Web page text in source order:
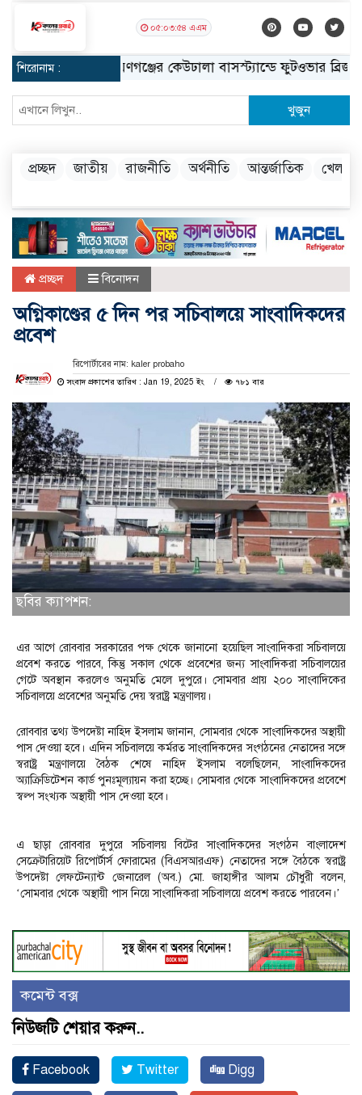
০৫:০৩:৫৫ এএম
শিরোনাম :নারায়ণগঞ্জের কেউঢালা বাসস্ট্যান্ডে ফুটওভার ব্রিজ
খুজুন
প্রচ্ছদ জাতীয় রাজনীতি অর্থনীতি আন্তর্জাতিক খেলা
প্রচ্ছদ বিনোদন
অগ্নিকাণ্ডের ৫ দিন পর সচিবালয়ে সাংবাদিকদের
প্রবেশ
রিপোর্টারের নাম: kaler probaho
সংবাদ প্রকাশের তারিখ : Jan 19, 2025 ইং
৭৮১ বার
ছবির ক্যাপশন:
এর আগে রোববার সরকারের পক্ষ থেকে জানানো হয়েছিল সাংবাদিকরা সচিবালয়ে
প্রবেশ করতে পারবে, কিন্তু সকাল থেকে প্রবেশের জন্য সাংবাদিকরা সচিবালয়ের
গেটে অবস্থান করলেও অনুমতি মেলে দুপুরে। সোমবার প্রায় ২০০ সাংবাদিকের
সচিবালয়ে প্রবেশের অনুমতি দেয় স্বরাষ্ট্র মন্ত্রণালয়।
রোববার তথ্য উপদেষ্টা নাহিদ ইসলাম জানান, সোমবার থেকে সাংবাদিকদের অস্থায়ী
পাস দেওয়া হবে। এদিন সচিবালয়ে কর্মরত সাংবাদিকদের সংগঠনের নেতাদের সঙ্গে
স্বরাষ্ট্র মন্ত্রণালয়ে বৈঠক শেষে নাহিদ ইসলাম বলেছিলেন, সাংবাদিকদের
অ্যাক্রিডিটেশন কার্ড পুনঃমূল্যায়ন করা হচ্ছে। সোমবার থেকে সাংবাদিকদের প্রবেশে
স্বল্প সংখ্যক অস্থায়ী পাস দেওয়া হবে।
এ ছাড়া রোববার দুপুরে সচিবালয় বিটের সাংবাদিকদের সংগঠন বাংলাদেশ
সেক্রেটারিয়েট রিপোর্টার্স ফোরামের (বিএসআরএফ) নেতাদের সঙ্গে বৈঠকে স্বরাষ্ট্র
উপদেষ্টা লেফটেন্যান্ট জেনারেল (অব.) মো. জাহাঙ্গীর আলম চৌধুরী বলেন,
‘সোমবার থেকে অস্থায়ী পাস নিয়ে সাংবাদিকরা সচিবালয়ে প্রবেশ করতে পারবেন।’
কমেন্ট বক্স
নিউজটি শেয়ার করুন..
Facebook Twitter Digg